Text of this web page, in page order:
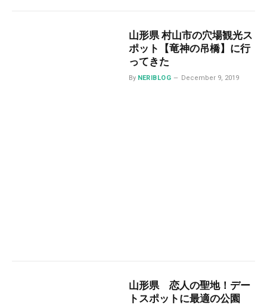
山形県 村山市の穴場観光ス
ポット【竜神の吊橋】に行
ってきた
By NERIBLOG December 9, 2019
山形県 恋人の聖地！デー
トスポットに最適の公園